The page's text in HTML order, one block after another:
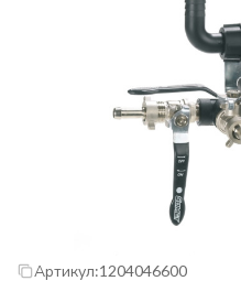
Артикул:1204046600